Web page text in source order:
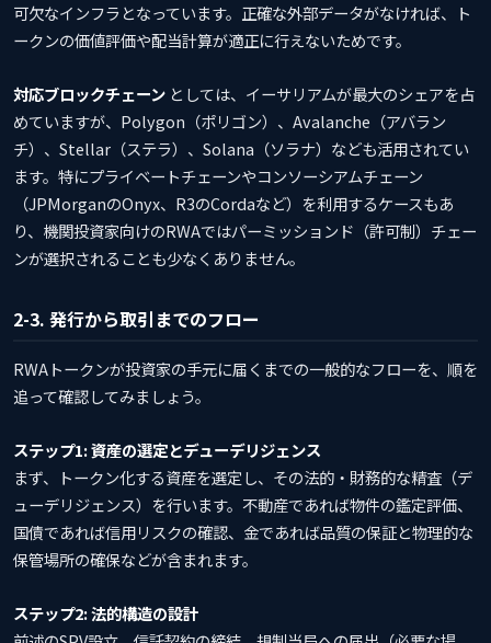
可欠なインフラとなっています。正確な外部データがなければ、ト
ークンの価値評価や配当計算が適正に行えないためです。
対応ブロックチェーン としては、イーサリアムが最大のシェアを占
めていますが、Polygon（ポリゴン）、Avalanche（アバラン
チ）、Stellar（ステラ）、Solana（ソラナ）なども活用されてい
ます。特にプライベートチェーンやコンソーシアムチェーン
（JPMorganのOnyx、R3のCordaなど）を利用するケースもあ
り、機関投資家向けのRWAではパーミッションド（許可制）チェー
ンが選択されることも少なくありません。
2-3. 発行から取引までのフロー
RWAトークンが投資家の手元に届くまでの一般的なフローを、順を
追って確認してみましょう。
ステップ1: 資産の選定とデューデリジェンス
まず、トークン化する資産を選定し、その法的・財務的な精査（デ
ューデリジェンス）を行います。不動産であれば物件の鑑定評価、
国債であれば信用リスクの確認、金であれば品質の保証と物理的な
保管場所の確保などが含まれます。
ステップ2: 法的構造の設計